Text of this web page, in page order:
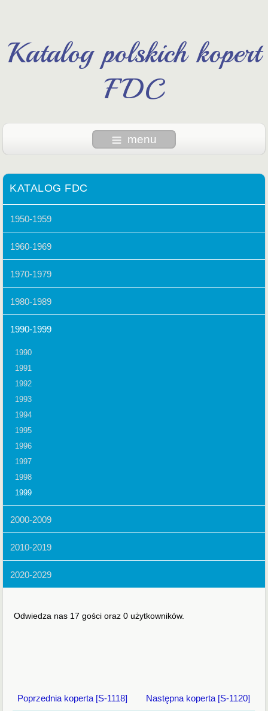
Katalog polskich kopert
FDC
menu
KATALOG FDC
1950-1959
1960-1969
1970-1979
1980-1989
1990-1999
1990
1991
1992
1993
1994
1995
1996
1997
1998
1999
2000-2009
2010-2019
2020-2029
Odwiedza nas 17 gości oraz 0 użytkowników.
Poprzednia koperta [S-1118] Następna koperta [S-1120]